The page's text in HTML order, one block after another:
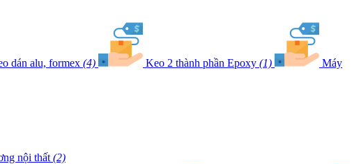
dán alu, formex (4) Keo 2 thành phần Epoxy (1) Máy
nội thất (2)